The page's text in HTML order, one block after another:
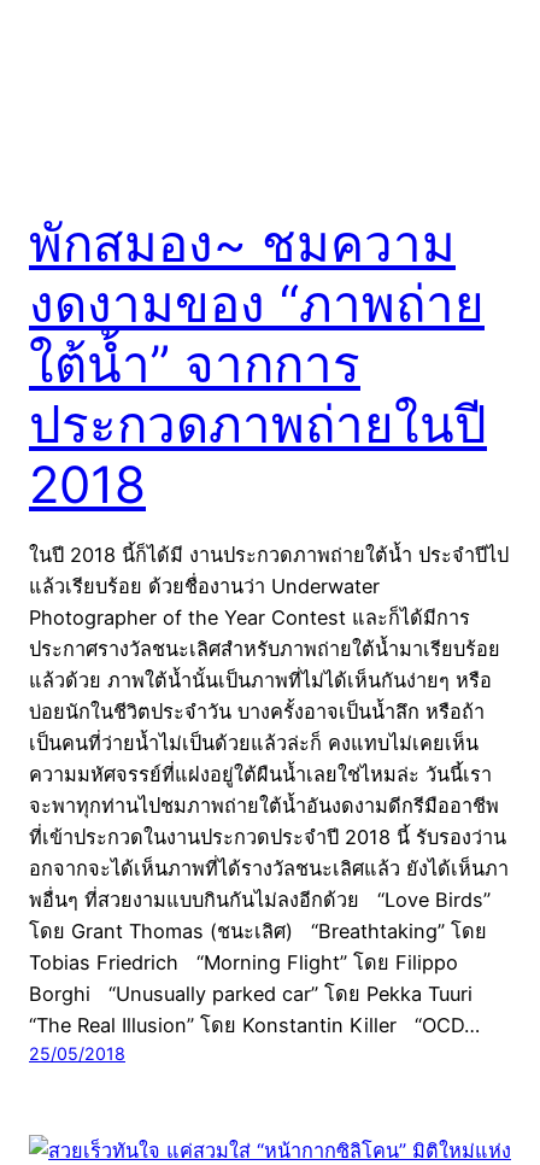
พักสมอง~ ชมความ
งดงามของ “ภาพถ่าย
ใต้น้ำ” จากการ
ประกวดภาพถ่ายในปี
2018
ในปี 2018 นี้ก็ได้มี งานประกวดภาพถ่ายใต้น้ำ ประจำปีไป
แล้วเรียบร้อย ด้วยชื่องานว่า Underwater
Photographer of the Year Contest และก็ได้มีการ
ประกาศรางวัลชนะเลิศสำหรับภาพถ่ายใต้น้ำมาเรียบร้อย
แล้วด้วย ภาพใต้น้ำนั้นเป็นภาพที่ไม่ได้เห็นกันง่ายๆ หรือ
บ่อยนักในชีวิตประจำวัน บางครั้งอาจเป็นน้ำลึก หรือถ้า
เป็นคนที่ว่ายน้ำไม่เป็นด้วยแล้วล่ะก็ คงแทบไม่เคยเห็น
ความมหัศจรรย์ที่แฝงอยู่ใต้ผืนน้ำเลยใช่ไหมล่ะ วันนี้เรา
จะพาทุกท่านไปชมภาพถ่ายใต้น้ำอันงดงามดีกรีมืออาชีพ
ที่เข้าประกวดในงานประกวดประจำปี 2018 นี้ รับรองว่าน
อกจากจะได้เห็นภาพที่ได้รางวัลชนะเลิศแล้ว ยังได้เห็นภา
พอื่นๆ ที่สวยงามแบบกินกันไม่ลงอีกด้วย “Love Birds”
โดย Grant Thomas (ชนะเลิศ) “Breathtaking” โดย
Tobias Friedrich “Morning Flight” โดย Filippo
Borghi “Unusually parked car” โดย Pekka Tuuri
“The Real Illusion” โดย Konstantin Killer “OCD…
25/05/2018